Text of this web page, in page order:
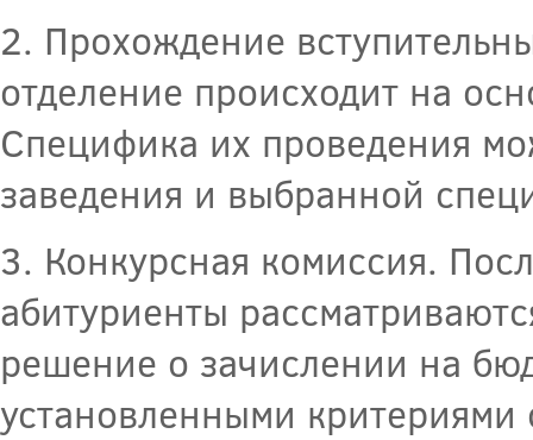
2. Прохождение
отделение происходит на
Специфика их проведения
заведения и выбранной
3. Конкурсная комиссия.
абитуриенты
решение о зачислении на
установленными критериями